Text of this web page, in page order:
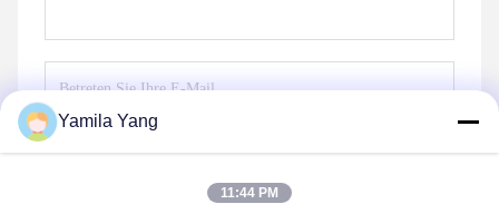
Senden Sie
Yamila Yang
11:44 PM